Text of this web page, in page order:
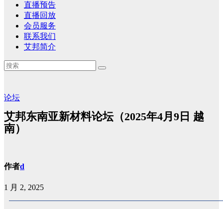
直播预告
直播回放
会员服务
联系我们
艾邦简介
论坛
艾邦东南亚新材料论坛（2025年4月9日 越
南）
作者d
1 月 2, 2025